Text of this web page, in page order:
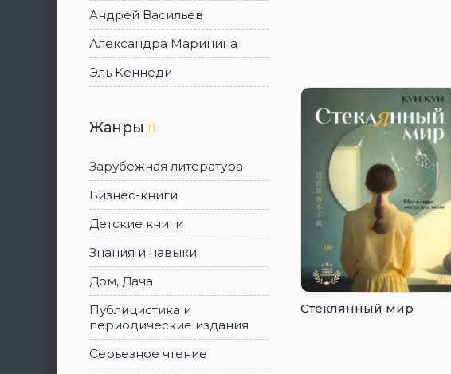
Андрей Васильев
Александра Маринина
Эль Кеннеди
Жанры
Зарубежная литература
Бизнес-книги
Детские книги
Знания и навыки
Дом, Дача
Публицистика и
периодические издания
Серьезное чтение
Стеклянный мир